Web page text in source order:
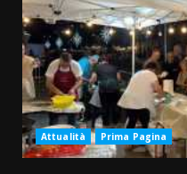
Attualità Prima Pagina